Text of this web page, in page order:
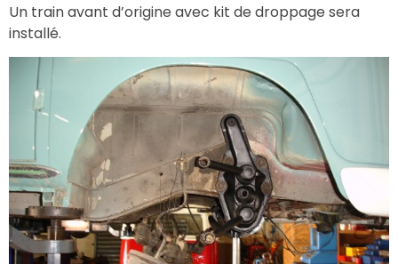
Un train avant d’origine avec kit de droppage sera
installé.